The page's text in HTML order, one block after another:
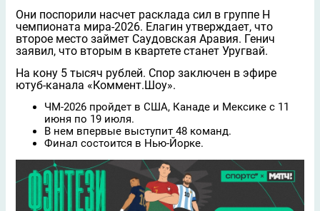
Они поспорили насчет расклада сил в группе Н
чемпионата мира-2026. Елагин утверждает, что
второе место займет Саудовская Аравия. Генич
заявил, что вторым в квартете станет Уругвай.
На кону 5 тысяч рублей. Спор заключен в эфире
ютуб-канала «Коммент.Шоу».
ЧМ-2026 пройдет в США, Канаде и Мексике с 11
июня по 19 июля.
В нем впервые выступит 48 команд.
Финал состоится в Нью-Йорке.